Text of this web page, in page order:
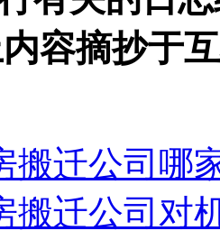
容摘抄于
搬迁公司哪
搬迁公司对